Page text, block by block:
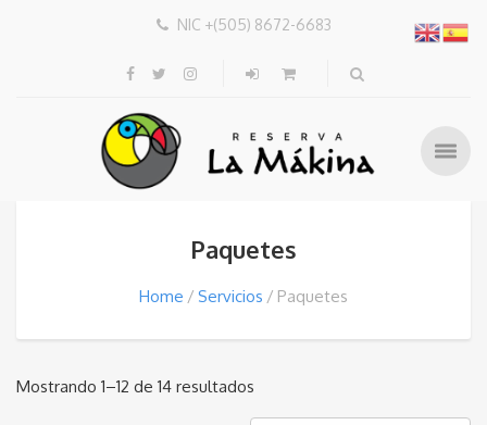
NIC +(505) 8672-6683
Paquetes
Home Servicios Paquetes
Mostrando 1–12 de 14 resultados